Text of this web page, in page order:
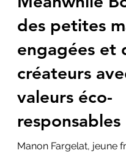
Flying Butterfly
6 févr. 2021
Meanwhile
des petites
engagées et
créateurs
valeurs éco-